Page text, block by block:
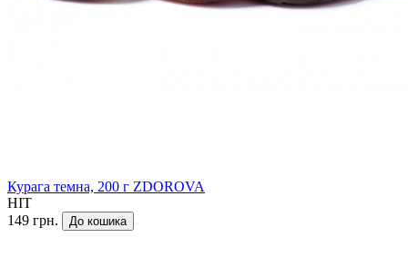
Курага темна, 200 г ZDOROVA
HIT
149 грн.
До кошика